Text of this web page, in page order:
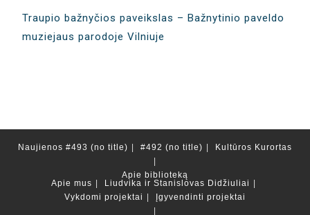
Traupio bažnyčios paveikslas – Bažnytinio paveldo
muziejaus parodoje Vilniuje
Naujienos #493 (no title) #492 (no title) Kultūros Kurortas
Apie biblioteką
Apie mus
Liudvika ir Stanislovas Didžiuliai
Vykdomi projektai
Įgyvendinti projektai